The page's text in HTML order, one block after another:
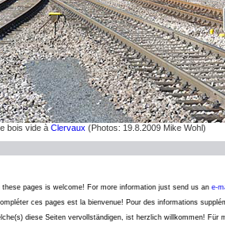
bois vide à Clervaux (Photos: 19.8.2009 Mike Wohl)
pages is welcome! For more information just send us an e-
ces pages est la bienvenue! Pour des informations
diese Seiten vervollständigen, ist herzlich willkommen! Für